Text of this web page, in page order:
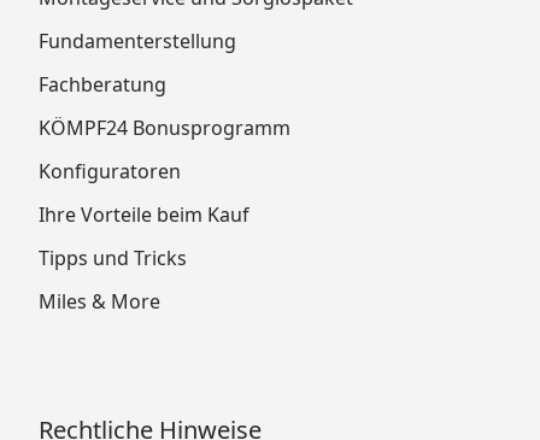
Fundamenterstellung
Fachberatung
KÖMPF24 Bonusprogramm
Konfiguratoren
Ihre Vorteile beim Kauf
Tipps und Tricks
Miles & More
Rechtliche Hinweise